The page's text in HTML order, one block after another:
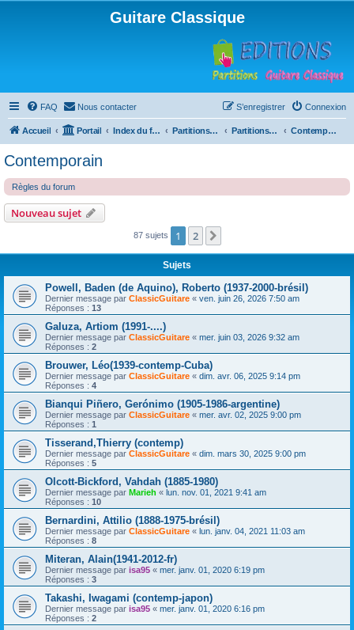
Guitare Classique
FAQ Nous contacter Connexion
S’enregistrer
Accueil Portail Index du forum Partitions pour guitare en libre téléchargement Partitions classées par compositeur Contemporain
Contemporain
Règles du forum
Nouveau sujet
87 sujets 1 2
Sujets
Powell, Baden (de Aquino), Roberto (1937-2000-brésil)
Dernier message par ClassicGuitare « ven. juin 26, 2026 7:50 am
Réponses : 13
Galuza, Artiom (1991-....)
Dernier message par ClassicGuitare « mer. juin 03, 2026 9:32 am
Réponses : 2
Brouwer, Léo(1939-contemp-Cuba)
Dernier message par ClassicGuitare « dim. avr. 06, 2025 9:14 pm
Réponses : 4
Bianqui Piñero, Gerónimo (1905-1986-argentine)
Dernier message par ClassicGuitare « mer. avr. 02, 2025 9:00 pm
Réponses : 1
Tisserand,Thierry (contemp)
Dernier message par ClassicGuitare « dim. mars 30, 2025 9:00 pm
Réponses : 5
Olcott-Bickford, Vahdah (1885-1980)
Dernier message par Marieh « lun. nov. 01, 2021 9:41 am
Réponses : 10
Bernardini, Attilio (1888-1975-brésil)
Dernier message par ClassicGuitare « lun. janv. 04, 2021 11:03 am
Réponses : 8
Miteran, Alain(1941-2012-fr)
Dernier message par isa95 « mer. janv. 01, 2020 6:19 pm
Réponses : 3
Takashi, Iwagami (contemp-japon)
Dernier message par isa95 « mer. janv. 01, 2020 6:16 pm
Réponses : 2